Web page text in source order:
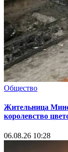
Общество
Жительница
королевство
06.08.26 10:28